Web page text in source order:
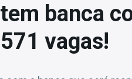
banca
vagas!